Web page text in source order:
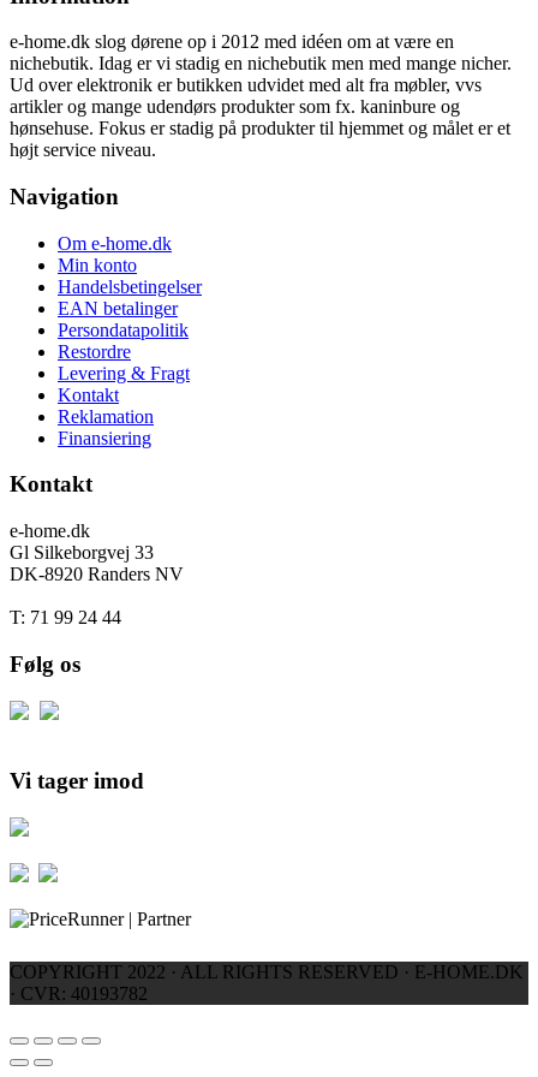
e-home.dk slog dørene op i 2012 med idéen om at være en
nichebutik. Idag er vi stadig en nichebutik men med mange nicher.
Ud over elektronik er butikken udvidet med alt fra møbler, vvs
artikler og mange udendørs produkter som fx. kaninbure og
hønsehuse. Fokus er stadig på produkter til hjemmet og målet er et
højt service niveau.
Navigation
Om e-home.dk
Min konto
Handelsbetingelser
EAN betalinger
Persondatapolitik
Restordre
Levering & Fragt
Kontakt
Reklamation
Finansiering
Kontakt
e-home.dk
Gl Silkeborgvej 33
DK-8920 Randers NV
T: 71 99 24 44
Følg os
Vi tager imod
COPYRIGHT 2022 · ALL RIGHTS RESERVED · E-HOME.DK
· CVR: 40193782